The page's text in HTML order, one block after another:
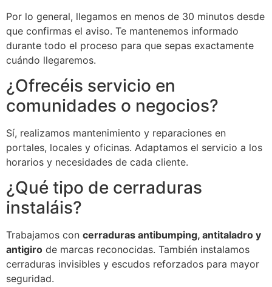
Por lo general, llegamos en menos de 30 minutos desde
que confirmas el aviso. Te mantenemos informado
durante todo el proceso para que sepas exactamente
cuándo llegaremos.
¿Ofrecéis servicio en
comunidades o negocios?
Sí, realizamos mantenimiento y reparaciones en
portales, locales y oficinas. Adaptamos el servicio a los
horarios y necesidades de cada cliente.
¿Qué tipo de cerraduras
instaláis?
Trabajamos con cerraduras antibumping, antitaladro y
antigiro de marcas reconocidas. También instalamos
cerraduras invisibles y escudos reforzados para mayor
seguridad.